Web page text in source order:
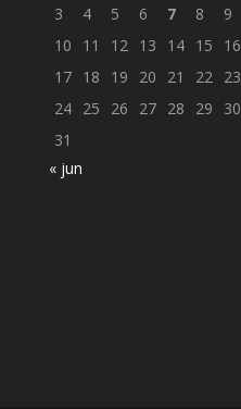
3
4 5 6 7 8
9
10
11 12 13 14 15
16
17 18 19 20 21 22 23
24 25 26 27 28 29
30
31
« jun